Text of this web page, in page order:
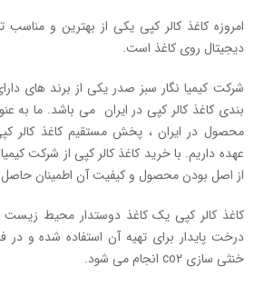
امروزه کاغذ کالر کپی یکی از بهترین و
دیجیتال روی کاغذ است.
شرکت کیمیا نگار سبز صدر یکی از برند های
بندی کاغذ کالر کپی در ایران می باشد. ما به
محصول در ایران ، پخش مستقیم کاغذ کالر
عهده داریم. با خرید کاغذ کالر کپی از شرکت
از اصل بودن محصول و کیفیت آن اطمینان حاصل
کاغذ کالر کپی یک کاغذ دوستدار محیط
درخت پایدار برای تهیه آن استفاده شده و در
خنثی سازی co۲ انجام می شود.